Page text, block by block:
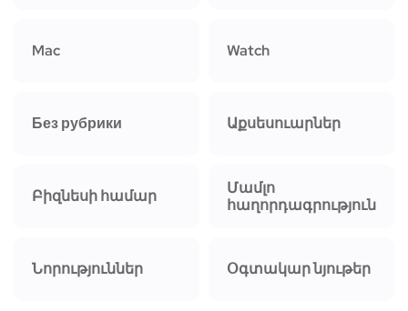
Mac Watch
Без рубрики Աքսեսուարներ
Բիզնեսի համար
Մամլո
հաղորդագրություն
Նորություններ Օգտակար նյութեր